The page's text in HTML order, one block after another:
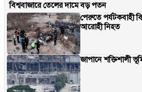
বিশ্ববাজারে তেলের দামে বড় পতন
পেরুতে পর্যটকবাহী
আরোহী নিহত
জাপানে শক্তিশালী